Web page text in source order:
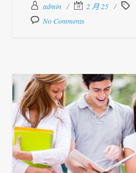
admin 2 月 25
No Comments